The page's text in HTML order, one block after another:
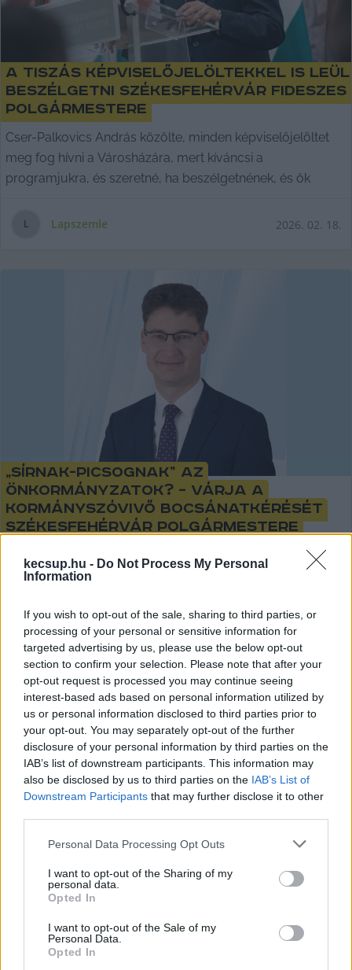
kecsup.hu - Do Not Process My Personal
Information
If you wish to opt-out of the sale, sharing to third parties, or
processing of your personal or sensitive information for
targeted advertising by us, please use the below opt-out
section to confirm your selection. Please note that after your
opt-out request is processed you may continue seeing
interest-based ads based on personal information utilized by
us or personal information disclosed to third parties prior to
your opt-out. You may separately opt-out of the further
disclosure of your personal information by third parties on the
IAB’s list of downstream participants. This information may
also be disclosed by us to third parties on the IAB’s List of
Downstream Participants that may further disclose it to other
Please note that this website/app uses one or more Google
not limited to your visit or usage behaviour. You may click to
grant or deny consent to Google and its third-party tags to
use your data for below specified purposes in below Google
consent section.
Personal Data Processing Opt Outs
I want to opt-out of the Sharing of my
personal data.
Opted In
I want to opt-out of the Sale of my
Personal Data.
Opted In
A tiszás képviselőjelöltekkel is leül
beszélgetni Székesfehérvár fideszes
polgármestere
Cser-Palkovics András közölte, minden képviselőjelöltet
meg fog hívni a Városházára, mert kíváncsi a
programjukra, és szeretné, ha beszélgetnének, és ők
L Lapszemle 2026. 02. 18.
„Sírnak-picsognak” az
önkormányzatok? – várja a
kormányszóvivő bocsánatkérését
Székesfehérvár polgármestere
Székesfehérvár fideszes polgármestere, Cser-Palkovics
András, és a szentendrei városvezető, Fülöp Zsolt is
L Lapszemle 2025. 06. 06.
Jelentkezz be a KecsUP-ra!
egymást.